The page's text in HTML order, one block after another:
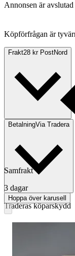
Annonsen är avslutad
Köpförfrågan är
Frakt28 kr PostNord
BetalningVia Tradera
Traderas köparskydd
Samfrakt
3 dagar
Hoppa över karusell